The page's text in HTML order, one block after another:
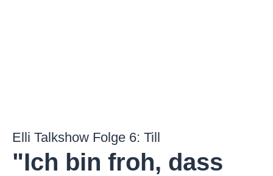
Elli Talkshow Folge 6: Till
"Ich bin froh, dass